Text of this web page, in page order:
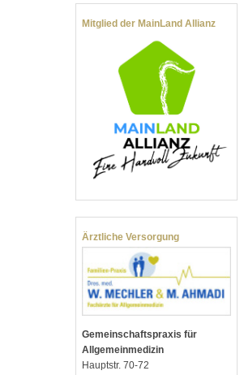
Mitglied der MainLand Allianz
Ärztliche Versorgung
Gemeinschaftspraxis für
Allgemeinmedizin
Hauptstr. 70-72